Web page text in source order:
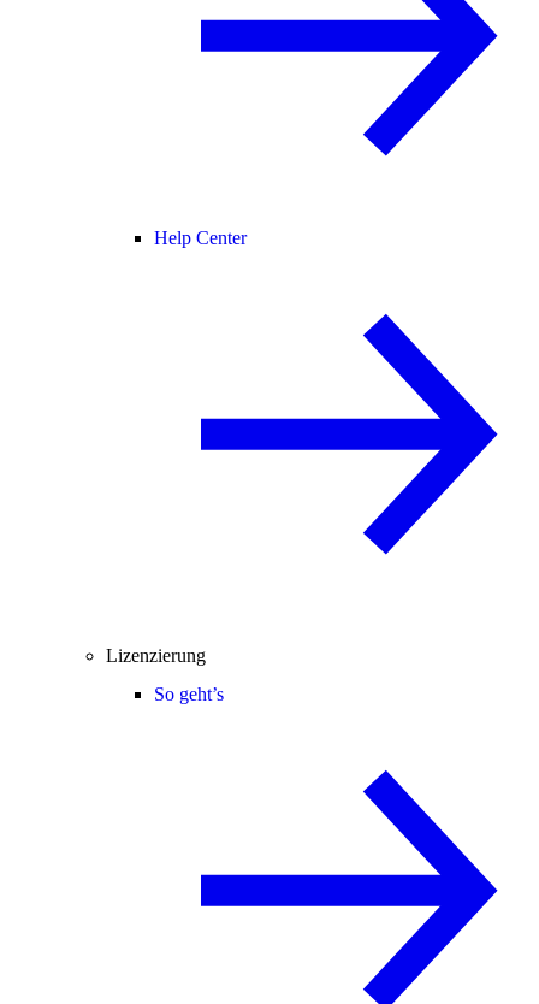
Help Center
Lizenzierung
So geht’s